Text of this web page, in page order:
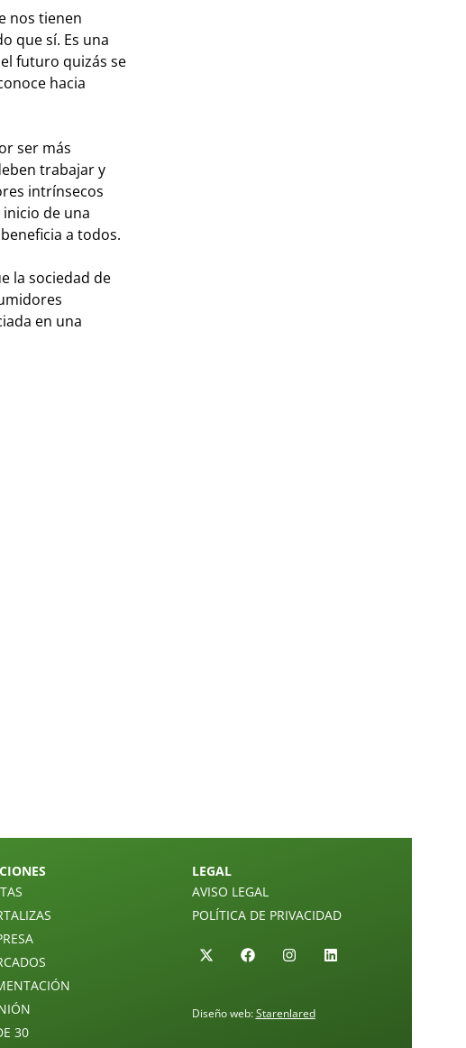
nos tienen
que sí. Es una
futuro quizás se
hacia
ser más
trabajar y
intrínsecos
de una
a todos.
la sociedad de
en una
30
LEGAL
AVISO LEGAL
POLÍTICA DE PRIVACIDAD
Diseño web:Starenlared